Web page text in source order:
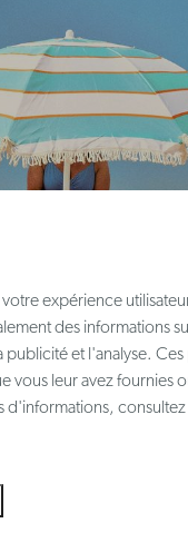
expérience
des informations
publicité et l'analyse.
vous leur avez fournies
d'informations,